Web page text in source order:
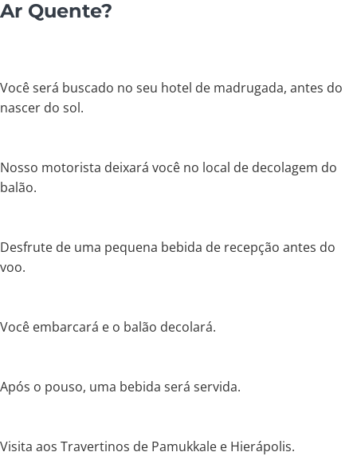
Ar Quente?
Você será buscado no seu hotel de madrugada, antes do
nascer do sol.
Nosso motorista deixará você no local de decolagem do
balão.
Desfrute de uma pequena bebida de recepção antes do
voo.
Você embarcará e o balão decolará.
Após o pouso, uma bebida será servida.
Visita aos Travertinos de Pamukkale e Hierápolis.